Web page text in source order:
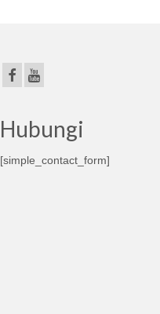
Hubungi
[simple_contact_form]